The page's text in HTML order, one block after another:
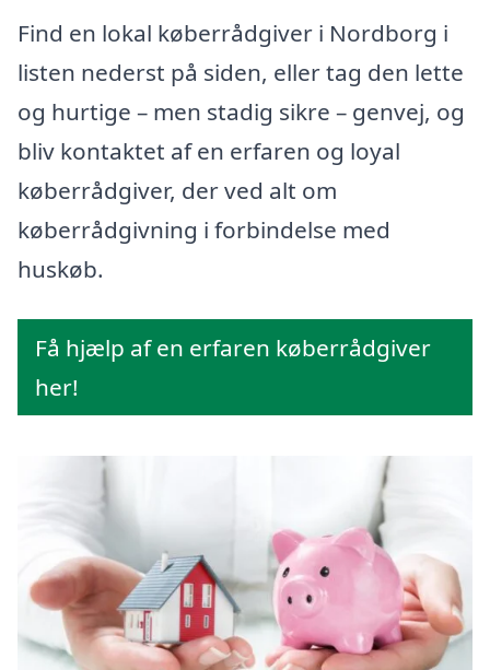
Find en lokal køberrådgiver i Nordborg i
listen nederst på siden, eller tag den lette
og hurtige – men stadig sikre – genvej, og
bliv kontaktet af en erfaren og loyal
køberrådgiver, der ved alt om
køberrådgivning i forbindelse med
huskøb.
Få hjælp af en erfaren køberrådgiver
her!